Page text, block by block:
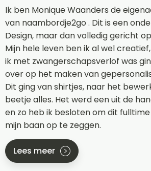
Ik ben Monique Waanders de
van naambordje2go . Dit is een
Design, maar dan volledig gericht
Mijn hele leven ben ik al wel
ik met zwangerschapsverlof was
over op het maken van
Dit ging van shirtjes, naar het
beetje alles. Het werd een uit de
en zo heb ik besloten om dit
mijn baan op te zeggen.
Lees meer